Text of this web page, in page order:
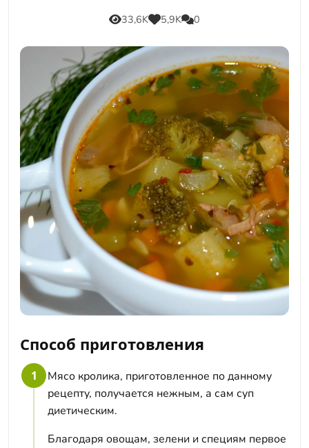
33,6K 5,9K 0
Способ приготовления
1
Мясо кролика, приготовленное по данному
рецепту, получается нежным, а сам суп
диетическим.
Благодаря овощам, зелени и специям первое